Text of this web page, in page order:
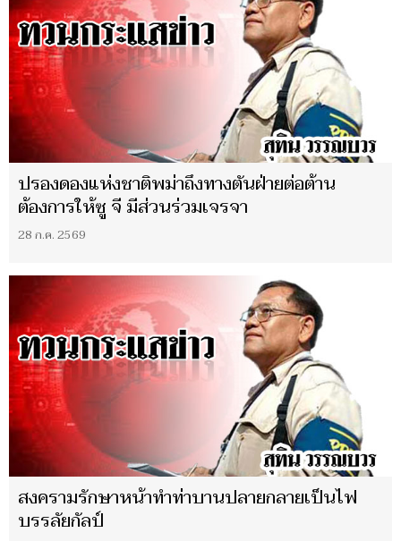
ปรองดองแห่งชาติพม่าถึงทางตันฝ่ายต่อต้าน
ต้องการให้ซู จี มีส่วนร่วมเจรจา
28 ก.ค. 2569
สงครามรักษาหน้าทำท่าบานปลายกลายเป็นไฟ
บรรลัยกัลป์